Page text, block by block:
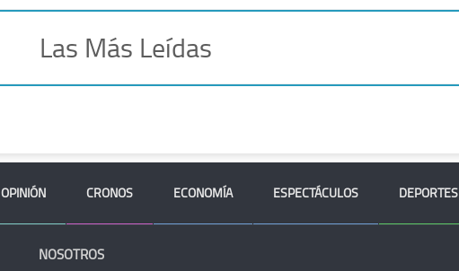
Las Más Leídas
OPINIÓN CRONOS ECONOMÍA ESPECTÁCULOS DEPORTES
NOSOTROS